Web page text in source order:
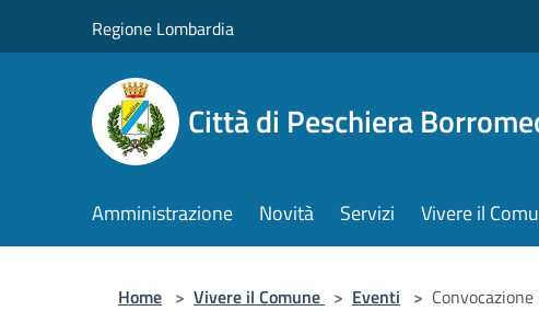
Regione Lombardia
Città di Peschiera
Amministrazione Novità Servizi Vivere il
Home > Vivere il Comune > Eventi >